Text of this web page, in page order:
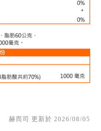
赫而司 更新於 2026/08/05